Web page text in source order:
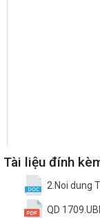
Tài liệu đính
2.Noi dung
QD